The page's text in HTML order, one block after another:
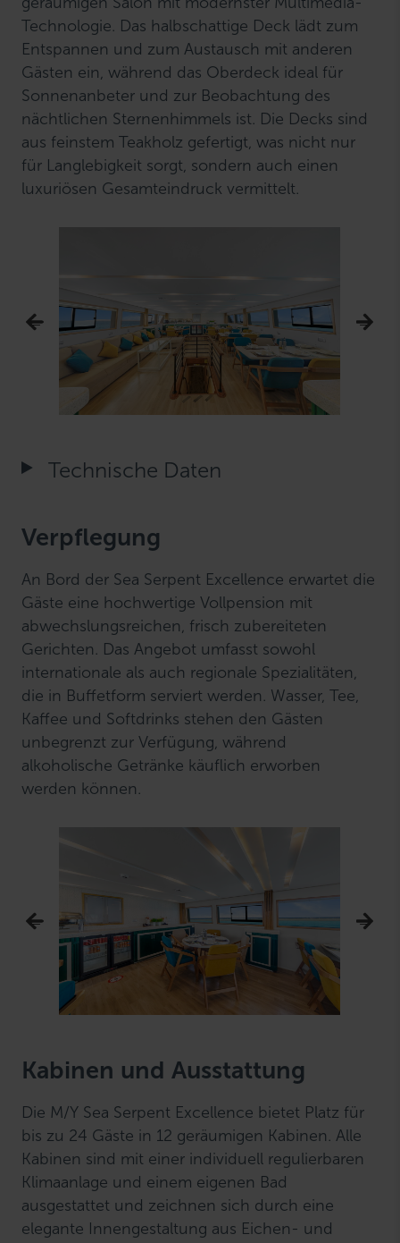
Technologie. Das halbschattige Deck lädt zum
Entspannen und zum Austausch mit anderen
Gästen ein, während das Oberdeck ideal für
Sonnenanbeter und zur Beobachtung des
nächtlichen Sternenhimmels ist. Die Decks sind
aus feinstem Teakholz gefertigt, was nicht nur
für Langlebigkeit sorgt, sondern auch einen
luxuriösen Gesamteindruck vermittelt.
Technische Daten
Verpflegung
An Bord der Sea Serpent Excellence erwartet die
Gäste eine hochwertige Vollpension mit
abwechslungsreichen, frisch zubereiteten
Gerichten. Das Angebot umfasst sowohl
internationale als auch regionale Spezialitäten,
die in Buffetform serviert werden. Wasser, Tee,
Kaffee und Softdrinks stehen den Gästen
unbegrenzt zur Verfügung, während
alkoholische Getränke käuflich erworben
werden können.
Kabinen und Ausstattung
Die M/Y Sea Serpent Excellence bietet Platz für
bis zu 24 Gäste in 12 geräumigen Kabinen. Alle
Kabinen sind mit einer individuell regulierbaren
Klimaanlage und einem eigenen Bad
ausgestattet und zeichnen sich durch eine
elegante Innengestaltung aus Eichen- und